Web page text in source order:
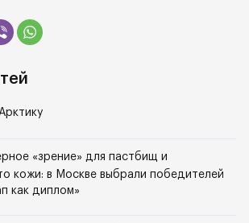
«зрение» для пастбищ и
кожи: в Москве выбрали победителей
как диплом»